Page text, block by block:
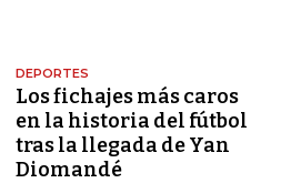
DEPORTES
Los fichajes más caros
en la historia del fútbol
tras la llegada de Yan
Diomandé